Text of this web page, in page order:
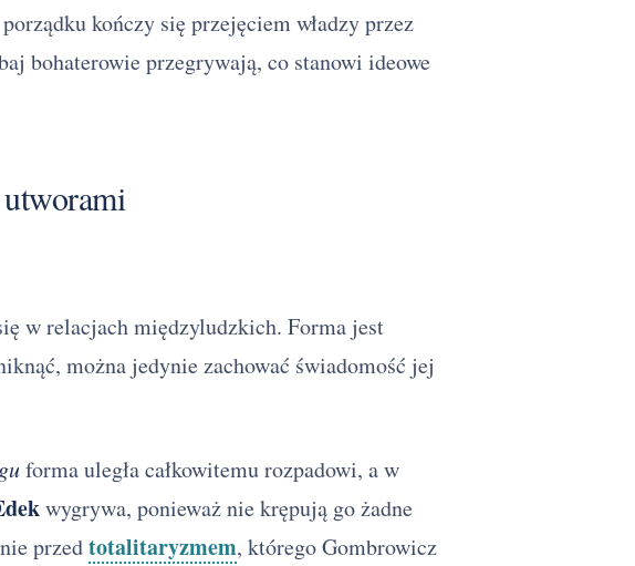
kończy się przejęciem władzy przez
bohaterowie przegrywają, co stanowi ideowe
w relacjach międzyludzkich. Forma jest
można jedynie zachować świadomość jej
forma uległa całkowitemu rozpadowi, a w
wygrywa, ponieważ nie krępują go żadne
przedtotalitaryzmem, którego Gombrowicz